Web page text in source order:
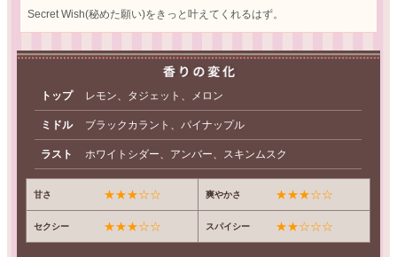
Secret Wish(秘めた願い)をきっと叶えてくれるはず。
トップ レモン、タジェット、メロン
ミドル ブラックカラント、パイナップル
ラスト ホワイトシダー、アンバー、スキンムスク
甘さ ★★★☆☆ 爽やかさ ★★★☆☆
セクシー ★★★☆☆ スパイシー ★★☆☆☆